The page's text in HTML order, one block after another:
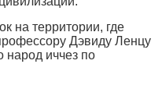
на территории, где
Дэвиду Ленцу
народ иччез по